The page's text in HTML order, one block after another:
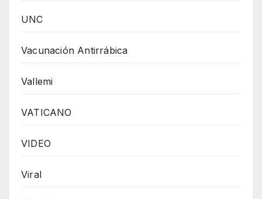
UNC
Vacunación Antirrábica
Vallemi
VATICANO
VIDEO
Viral